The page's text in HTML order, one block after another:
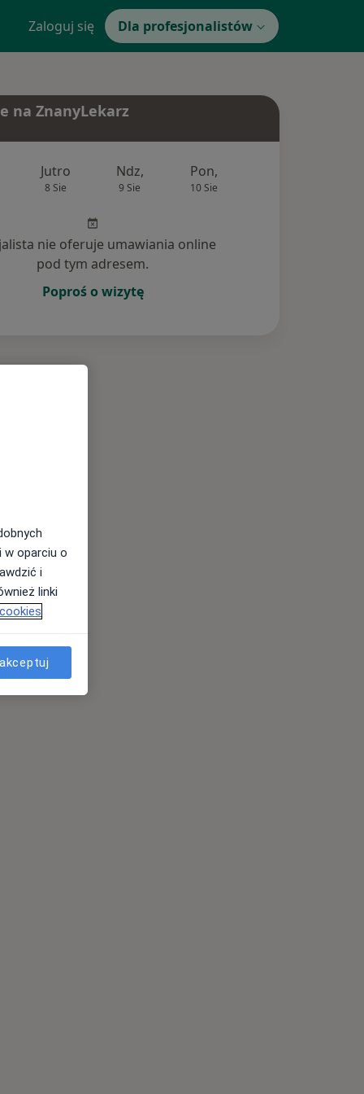
Zaloguj się Dla profesjonalistów
na ZnanyLekarz
Jutro
8 Sie
Ndz,
9 Sie
Pon,
10 Sie
nie oferuje umawiania online
pod tym adresem.
Poproś o wizytę
oparciu o
i
linki